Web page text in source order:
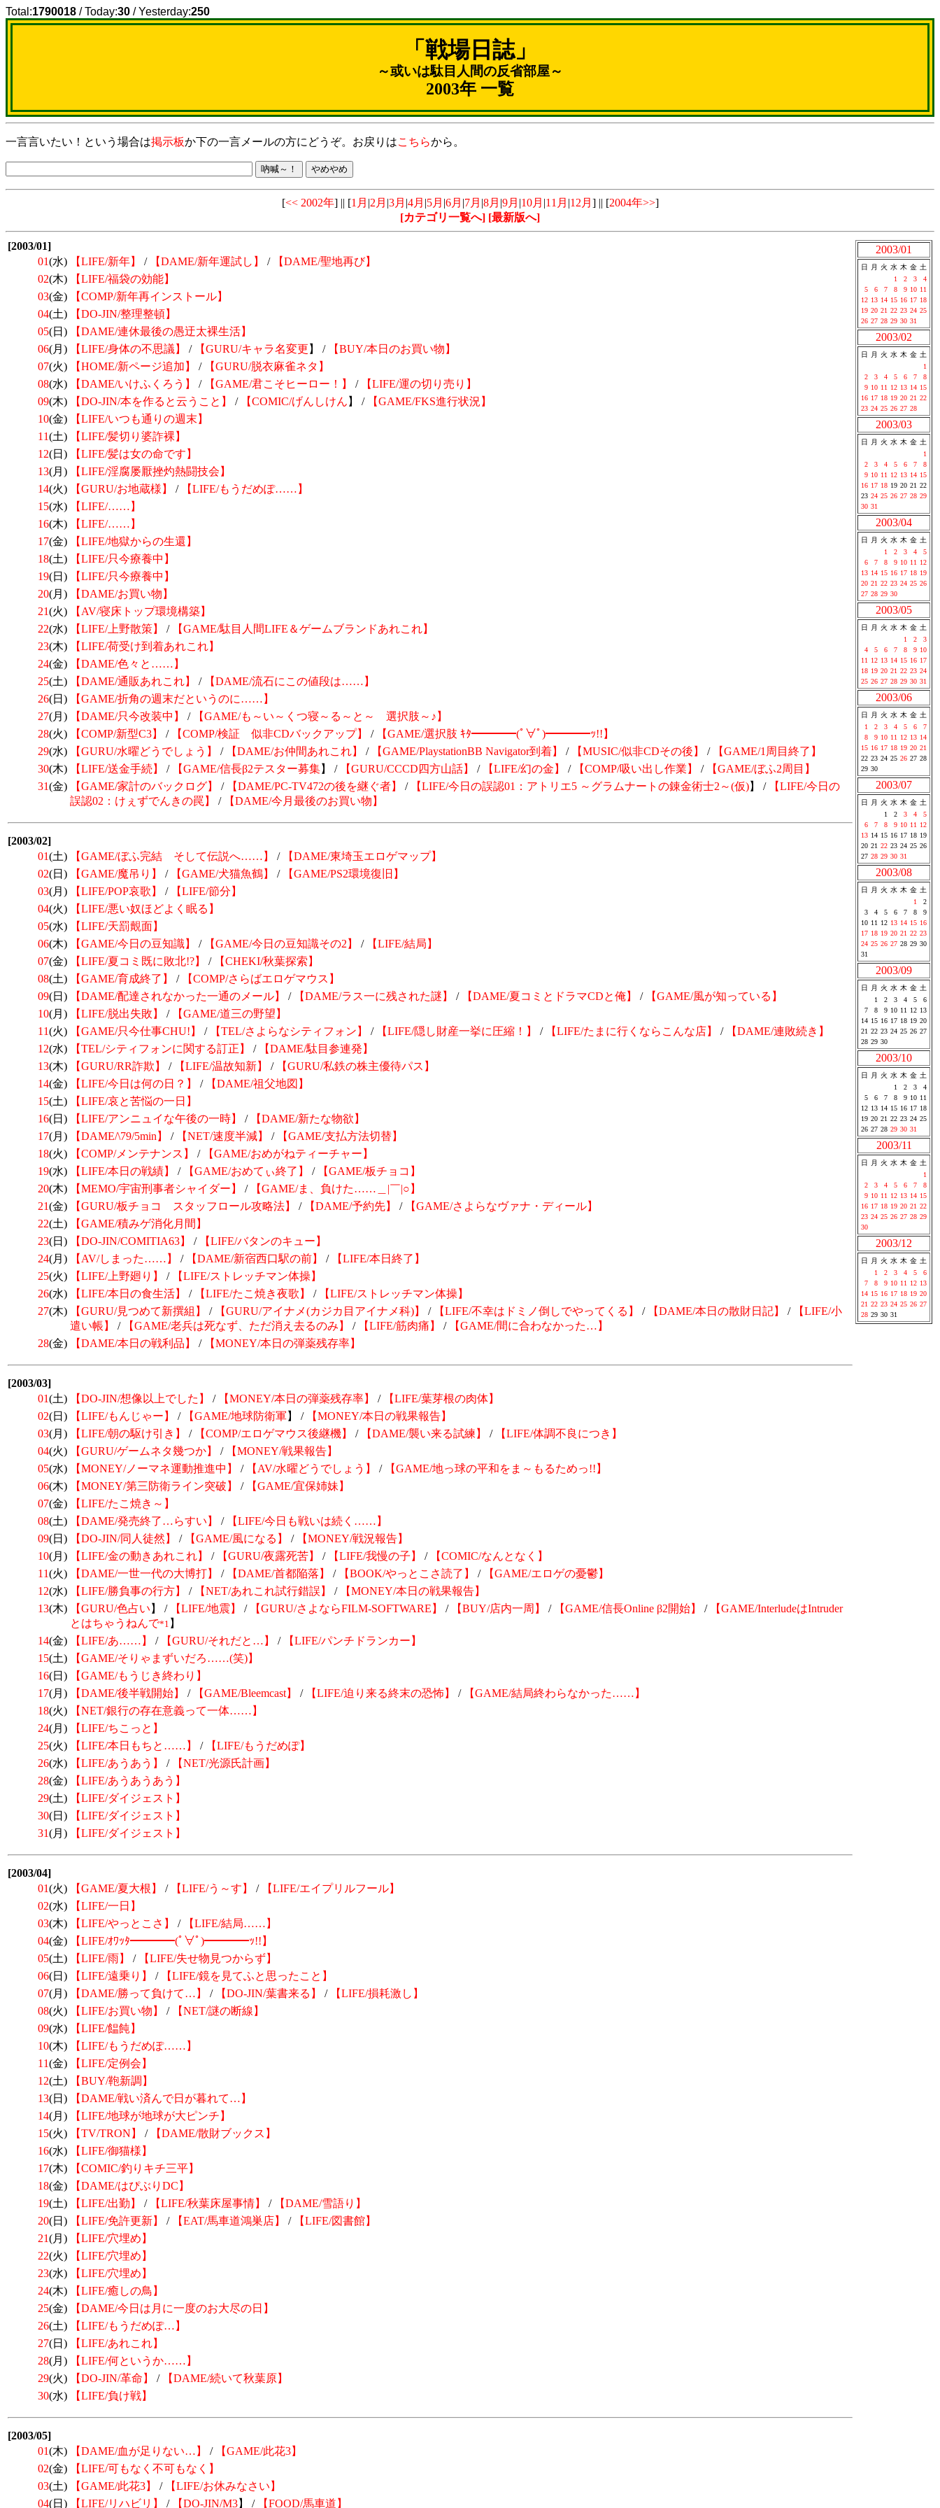
Total:1790018 / Today:30 / Yesterday:250
「戦場日誌」
～或いは駄目人間の反省部屋～
2003年 一覧
一言言いたい！という場合は掲示板か下の一言メールの方にどうぞ。お戻りはこちらから。
[<< 2002年] || [1月 |2月 |3月 |4月 |5月 |6月 |7月 |8月 |9月 |10月 |11月 |12月 ] || [2004年>>]
[カテゴリ一覧へ] [最新版へ]
[2003/01]
01(水) 【LIFE/新年】 / 【DAME/新年運試し】 /
【DAME/聖地再び】
02(木)
【LIFE/福袋の効能】
03(金)
【COMP/新年再インストール】
04(土)
【DO-JIN/整理整頓】
05(日)
【DAME/連休最後の愚迂太裸生活】
06(月) 【LIFE/身体の不思議】 / 【GURU/キャラ名変更 】 /
【BUY/本日のお買い物】
07(火) 【HOME/新ページ追加】 /
【GURU/脱衣麻雀ネタ】
08(水) 【DAME/いけふくろう】 / 【GAME/君こそヒーロー！】 /
【LIFE/運の切り売り】
09(木) 【DO-JIN/本を作ると云うこと】 / 【COMIC/げんしけん 】 /
【GAME/FKS進行状況】
10(金)
【LIFE/いつも通りの週末】
11(土)
【LIFE/髪切り婆詐裸】
12(日)
【LIFE/髪は女の命です】
13(月)
【LIFE/淫腐屡厭挫灼熱闘技会】
14(火) 【GURU/お地蔵様】 /
【LIFE/もうだめぽ……】
15(水)
【LIFE/……】
16(木)
【LIFE/……】
17(金)
【LIFE/地獄からの生還】
18(土)
【LIFE/只今療養中】
19(日)
【LIFE/只今療養中】
20(月)
【DAME/お買い物】
21(火)
【AV/寝床トップ環境構築】
22(水) 【LIFE/上野散策】 /
【GAME/駄目人間LIFE＆ゲームブランドあれこれ】
23(木)
【LIFE/荷受け到着あれこれ】
24(金)
【DAME/色々と……】
25(土) 【DAME/通販あれこれ】 /
【DAME/流石にこの値段は……】
26(日)
【GAME/折角の週末だというのに……】
27(月) 【DAME/只今改装中】 /
【GAME/も～い～くつ寝～る～と～ 選択肢～♪】
28(火) 【COMP/新型C3】 / 【COMP/検証 似非CDバックアップ】 /
【GAME/選択肢 ｷﾀ━━━━(ﾟ∀ﾟ)━━━━ｯ!!】
29(水) 【GURU/水曜どうでしょう】 / 【DAME/お仲間あれこれ】 / 【GAME/PlaystationBB Navigator到着】 / 【MUSIC/似非CDその後】 /
【GAME/1周目終了】
30(木) 【LIFE/送金手続】 / 【GAME/信長β2テスター募集】 / 【GURU/CCCD四方山話】 / 【LIFE/幻の金】 / 【COMP/吸い出し作業】 /
【GAME/ぼふ2周目】
31(金) 【GAME/家計のバックログ】 / 【DAME/PC-TV472の後を継ぐ者】 / 【LIFE/今日の誤認01： アトリエ5 ～グラムナートの錬金術士2～(仮)】 /
【LIFE/今日の
誤認02：けぇずでんきの罠】
/ 【DAME/今月最後のお買い物】
[2003/02]
01(土) 【GAME/ぼふ完結 そして伝説へ……】 /
【DAME/東埼玉エロゲマップ】
02(日) 【GAME/魔吊り】 / 【GAME/犬猫魚鶴】 /
【GAME/PS2環境復旧】
03(月) 【LIFE/POP哀歌】 /
【LIFE/節分】
04(火)
【LIFE/悪い奴ほどよく眠る】
05(水)
【LIFE/天罰覿面】
06(木) 【GAME/今日の豆知識】 / 【GAME/今日の豆知識その2】 /
【LIFE/結局】
07(金) 【LIFE/夏コミ既に敗北!?】 /
【CHEKI/秋葉探索】
08(土) 【GAME/育成終了】 /
【COMP/さらばエロゲマウス】
09(日) 【DAME/配達されなかった一通のメール】 / 【DAME/ラス一に残された謎】 / 【DAME/夏コミとドラマCDと俺】 /
【GAME/風が知っている】
10(月) 【LIFE/脱出失敗】 /
【GAME/道三の野望】
11(火) 【GAME/只今仕事CHU!】 / 【TEL/さよらなシティフォン】 / 【LIFE/隠し財産一挙に圧縮！】 / 【LIFE/たまに行くならこんな店】 /
【DAME/連敗続き】
12(水) 【TEL/シティフォンに関する訂正】 /
【DAME/駄目参連発】
13(木) 【GURU/RR詐欺】 / 【LIFE/温故知新】 /
【GURU/私鉄の株主優待パス】
14(金) 【LIFE/今日は何の日？】 /
【DAME/祖父地図】
15(土)
【LIFE/哀と苦悩の一日】
16(日) 【LIFE/アンニュイな午後の一時】 /
【DAME/新たな物欲】
17(月) 【DAME/\79/5min】 / 【NET/速度半減】 /
【GAME/支払方法切替】
18(火) 【COMP/メンテナンス】 /
【GAME/おめがねティーチャー】
19(水) 【LIFE/本日の戦績】 / 【GAME/おめてぃ終了】 /
【GAME/板チョコ】
20(木) 【MEMO/宇宙刑事者シャイダー】 /
【GAME/ま、負けた……＿|￣|○】
21(金) 【GURU/板チョコ スタッフロール攻略法】 / 【DAME/予約先】 /
【GAME/さよらなヴァナ・ディール】
22(土)
【GAME/積みゲ消化月間】
23(日) 【DO-JIN/COMITIA63】 /
【LIFE/バタンのキュー】
24(月) 【AV/しまった……】 / 【DAME/新宿西口駅の前】 /
【LIFE/本日終了】
25(火) 【LIFE/上野廻り】 /
【LIFE/ストレッチマン体操】
26(水) 【LIFE/本日の食生活】 / 【LIFE/たこ焼き夜歌】 /
【LIFE/ストレッチマン体操】
27(木) 【GURU/見つめて新撰組】 / 【GURU/アイナメ(カジカ目アイナメ科)】 / 【LIFE/不幸はドミノ倒しでやってくる】 / 【DAME/本日の散財日記】 /
【LIFE/小
遣い帳】
/ 【GAME/老兵は死なず、ただ消え去るのみ】 / 【LIFE/筋肉痛】 /
【GAME/間に合わなかった…】
28(金) 【DAME/本日の戦利品】 / 【MONEY/本日の弾薬残存率】
[2003/03]
01(土) 【DO-JIN/想像以上でした】 / 【MONEY/本日の弾薬残存率】 /
【LIFE/葉芽根の肉体】
02(日) 【LIFE/もんじゃー】 / 【GAME/地球防衛軍】 /
【MONEY/本日の戦果報告】
03(月) 【LIFE/朝の駆け引き】 / 【COMP/エロゲマウス後継機】 / 【DAME/襲い来る試練】 /
【LIFE/体調不良につき】
04(火) 【GURU/ゲームネタ幾つか】 /
【MONEY/戦果報告】
05(水) 【MONEY/ノーマネ運動推進中】 / 【AV/水曜どうでしょう】 /
【GAME/地っ球の平和をま～もるためっ!!】
06(木) 【MONEY/第三防衛ライン突破】 /
【GAME/宜保姉妹】
07(金)
【LIFE/たこ焼き～】
08(土) 【DAME/発売終了…らすい】 /
【LIFE/今日も戦いは続く……】
09(日) 【DO-JIN/同人徒然】 / 【GAME/風になる】 /
【MONEY/戦況報告】
10(月) 【LIFE/金の動きあれこれ】 / 【GURU/夜露死苦】 / 【LIFE/我慢の子】 /
【COMIC/なんとなく】
11(火) 【DAME/一世一代の大博打】 / 【DAME/首都陥落】 / 【BOOK/やっとこさ読了】 /
【GAME/エロゲの憂鬱】
12(水) 【LIFE/勝負事の行方】 / 【NET/あれこれ試行錯誤】 /
【MONEY/本日の戦果報告】
13(木) 【GURU/色占い 】 / 【LIFE/地震】 / 【GURU/さよならFILM-SOFTWARE】 / 【BUY/店内一周】 / 【GAME/信長Online β2開始】 /
【GAME/InterludeはIntruder
とはちゃうねんで*1 】
14(金) 【LIFE/あ……】 / 【GURU/それだと…】 /
【LIFE/パンチドランカー】
15(土)
【GAME/そりゃまずいだろ……(笑)】
16(日)
【GAME/もうじき終わり】
17(月) 【DAME/後半戦開始】 / 【GAME/Bleemcast】 / 【LIFE/迫り来る終末の恐怖】 /
【GAME/結局終わらなかった……】
18(火)
【NET/銀行の存在意義って一体……】
24(月)
【LIFE/ちこっと】
25(火) 【LIFE/本日もちと……】 /
【LIFE/もうだめぽ】
26(水) 【LIFE/あうあう】 /
【NET/光源氏計画】
28(金)
【LIFE/あうあうあう】
29(土)
【LIFE/ダイジェスト】
30(日)
【LIFE/ダイジェスト】
31(月) 【LIFE/ダイジェスト】
[2003/04]
01(火) 【GAME/夏大根】 / 【LIFE/う～す】 /
【LIFE/エイプリルフール】
02(水)
【LIFE/一日】
03(木) 【LIFE/やっとこさ】 /
【LIFE/結局……】
04(金)
【LIFE/ｵﾜｯﾀ━━━━(ﾟ∀ﾟ)━━━━ｯ!!】
05(土) 【LIFE/雨】 /
【LIFE/失せ物見つからず】
06(日) 【LIFE/遠乗り】 /
【LIFE/鏡を見てふと思ったこと】
07(月) 【DAME/勝って負けて…】 / 【DO-JIN/葉書来る】 /
【LIFE/損耗激し】
08(火) 【LIFE/お買い物】 /
【NET/謎の断線】
09(水)
【LIFE/饂飩】
10(木)
【LIFE/もうだめぽ……】
11(金)
【LIFE/定例会】
12(土)
【BUY/鞄新調】
13(日)
【DAME/戦い済んで日が暮れて…】
14(月)
【LIFE/地球が地球が大ピンチ】
15(火) 【TV/TRON】 /
【DAME/散財ブックス】
16(水)
【LIFE/御猫様】
17(木)
【COMIC/釣りキチ三平】
18(金)
【DAME/はぴぶりDC】
19(土) 【LIFE/出勤】 / 【LIFE/秋葉床屋事情】 /
【DAME/雪語り】
20(日) 【LIFE/免許更新】 / 【EAT/馬車道鴻巣店】 /
【LIFE/図書館】
21(月)
【LIFE/穴埋め】
22(火)
【LIFE/穴埋め】
23(水)
【LIFE/穴埋め】
24(木)
【LIFE/癒しの鳥】
25(金)
【DAME/今日は月に一度のお大尽の日】
26(土)
【LIFE/もうだめぽ…】
27(日)
【LIFE/あれこれ】
28(月)
【LIFE/何というか……】
29(火) 【DO-JIN/革命】 /
【DAME/続いて秋葉原】
30(水) 【LIFE/負け戦】
[2003/05]
01(木) 【DAME/血が足りない…】 /
【GAME/此花3】
02(金)
【LIFE/可もなく不可もなく】
03(土) 【GAME/此花3】 /
【LIFE/お休みなさい】
04(日) 【LIFE/リハビリ】 / 【DO-JIN/M3】 / 【FOOD/馬車道】
2003/01
日 月 火 水 木 金 土
1
2 3
4
5
6 7 8 9 10 11
12 13 14 15 16 17 18
19 20 21 22 23 24 25
26 27 28 29 30 31
2003/02
日 月 火 水 木 金 土
1
2
3 4 5 6 7
8
9 10 11 12 13 14 15
16 17 18 19 20 21 22
23 24 25 26 27 28
2003/03
日 月 火 水 木 金 土
1
2
3 4 5 6 7
8
9 10 11 12 13 14 15
16 17 18 19 20 21 22
23 24 25 26 27 28 29
30 31
2003/04
日 月 火 水 木 金 土
1
2 3 4
5
6
7 8 9 10 11
12
13 14 15 16 17 18 19
20 21 22 23 24 25 26
27 28 29 30
2003/05
日 月 火 水 木 金 土
1
2
3
4
5 6 7 8 9 10
11
12 13 14 15 16 17
18 19 20 21 22 23 24
25 26 27 28 29 30 31
2003/06
日 月 火 水 木 金 土
1
2 3 4 5 6
7
8
9 10 11 12 13 14
15 16 17 18 19 20 21
22 23 24 25 26 27 28
29 30
2003/07
日 月 火 水 木 金 土
1
2 3 4
5
6
7 8 9 10 11
12
13 14 15 16 17 18 19
20 21 22 23 24 25 26
27 28 29 30 31
2003/08
日 月 火 水 木 金 土
1
2
3
4 5 6 7 8
9
10 11 12 13 14 15 16
17 18 19 20 21 22 23
24 25 26 27 28 29 30
31
2003/09
日 月 火 水 木 金 土
1
2 3 4 5
6
7
8 9 10 11 12 13
14 15 16 17 18 19 20
21 22 23 24 25 26 27
28 29 30
2003/10
日 月 火 水 木 金 土
1
2 3
4
5
6 7 8 9 10 11
12 13 14 15 16 17 18
19 20 21 22 23 24 25
26 27 28 29 30 31
2003/11
日 月 火 水 木 金 土
1
2
3 4 5 6 7
8
9 10 11 12 13 14 15
16 17 18 19 20 21 22
23 24 25 26 27 28 29
30
2003/12
日 月 火 水 木 金 土
1
2 3 4 5
6
7
8 9 10 11 12 13
14 15 16 17 18 19 20
21 22 23 24 25 26 27
28 29 30 31